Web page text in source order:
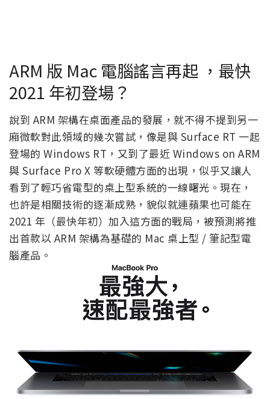
ARM 版 Mac 電腦謠言再起 ，最快
2021 年初登場？
說到 ARM 架構在桌面產品的發展，就不得不提到另一
廂微軟對此領域的幾次嘗試，像是與 Surface RT 一起
登場的 Windows RT，又到了最近 Windows on ARM
與 Surface Pro X 等軟硬體方面的出現，似乎又讓人
看到了輕巧省電型的桌上型系統的一線曙光。現在，
也許是相關技術的逐漸成熟，貌似就連蘋果也可能在
2021 年（最快年初）加入這方面的戰局，被預測將推
出首款以 ARM 架構為基礎的 Mac 桌上型 / 筆記型電
腦產品。